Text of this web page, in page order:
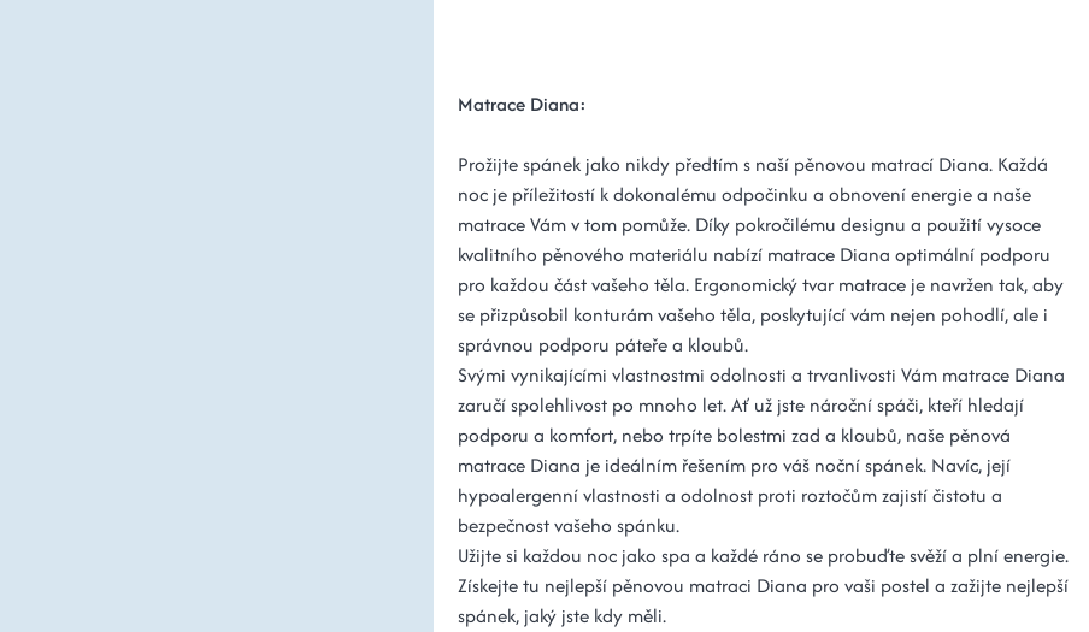
Matrace Diana:
Prožijte spánek jako nikdy předtím s naší pěnovou matrací Diana. Každá
noc je příležitostí k dokonalému odpočinku a obnovení energie a naše
matrace Vám v tom pomůže. Díky pokročilému designu a použití vysoce
kvalitního pěnového materiálu nabízí matrace Diana optimální podporu
pro každou část vašeho těla. Ergonomický tvar matrace je navržen tak, aby
se přizpůsobil konturám vašeho těla, poskytující vám nejen pohodlí, ale i
správnou podporu páteře a kloubů.
Svými vynikajícími vlastnostmi odolnosti a trvanlivosti Vám matrace Diana
zaručí spolehlivost po mnoho let. Ať už jste nároční spáči, kteří hledají
podporu a komfort, nebo trpíte bolestmi zad a kloubů, naše pěnová
matrace Diana je ideálním řešením pro váš noční spánek. Navíc, její
hypoalergenní vlastnosti a odolnost proti roztočům zajistí čistotu a
bezpečnost vašeho spánku.
Užijte si každou noc jako spa a každé ráno se probuďte svěží a plní energie.
Získejte tu nejlepší pěnovou matraci Diana pro vaši postel a zažijte nejlepší
spánek, jaký jste kdy měli.